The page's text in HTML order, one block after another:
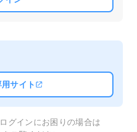
サイト
グインにお困りの場合は